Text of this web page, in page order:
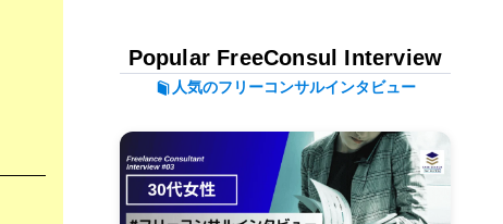
Popular FreeConsul Interview
人気のフリーコンサルインタビュー